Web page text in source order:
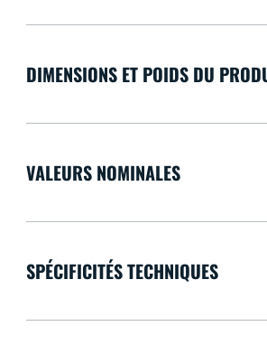
DIMENSIONS ET POIDS DU
VALEURS NOMINALES
SPÉCIFICITÉS TECHNIQUES